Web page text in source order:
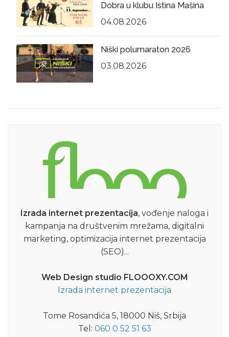
Dobra u klubu Istina Mašina
04.08.2026
Niški polumaraton 2026
03.08.2026
Izrada internet prezentacija, vođenje naloga i
kampanja na društvenim mrežama, digitalni
marketing, optimizacija internet prezentacija
(SEO)...
Web Design studio FLOOOXY.COM
Izrada internet prezentacija
Tome Rosandića 5, 18000 Niš, Srbija
Tel: 060 0 52 51 63